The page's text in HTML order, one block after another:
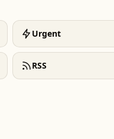
Urgent
RSS